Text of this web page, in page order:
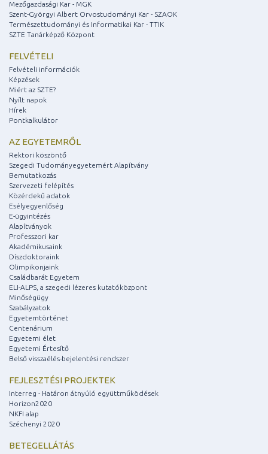
Mezőgazdasági Kar - MGK
Szent-Györgyi Albert Orvostudományi Kar - SZAOK
Természettudományi és Informatikai Kar - TTIK
SZTE Tanárképző Központ
FELVÉTELI
Felvételi információk
Képzések
Miért az SZTE?
Nyílt napok
Hírek
Pontkalkulátor
AZ EGYETEMRŐL
Rektori köszöntő
Szegedi Tudományegyetemért Alapítvány
Bemutatkozás
Szervezeti felépítés
Közérdekű adatok
Esélyegyenlőség
E-ügyintézés
Alapítványok
Professzori kar
Akadémikusaink
Díszdoktoraink
Olimpikonjaink
Családbarát Egyetem
ELI-ALPS, a szegedi lézeres kutatóközpont
Minőségügy
Szabályzatok
Egyetemtörténet
Centenárium
Egyetemi élet
Egyetemi Értesítő
Belső visszaélés-bejelentési rendszer
FEJLESZTÉSI PROJEKTEK
Interreg - Határon átnyúló együttműködések
Horizon2020
NKFI alap
Széchenyi 2020
BETEGELLÁTÁS